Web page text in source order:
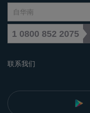
自华南
1 0800 852 2075
联系我们